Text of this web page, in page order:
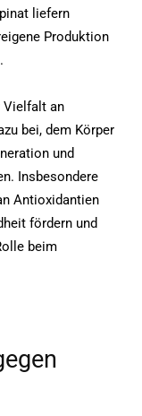
liefern
Produktion
Vielfalt an
bei, dem Körper
und
Insbesondere
Antioxidantien
fördern und
beim